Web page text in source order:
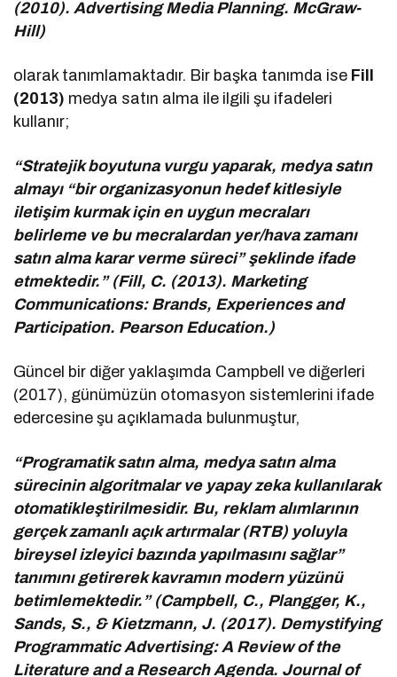
(2010). Advertising Media Planning. McGraw-
Hill)
olarak tanımlamaktadır. Bir başka tanımda ise Fill
(2013) medya satın alma ile ilgili şu ifadeleri
kullanır;
“Stratejik boyutuna vurgu yaparak, medya satın
almayı “bir organizasyonun hedef kitlesiyle
iletişim kurmak için en uygun mecraları
belirleme ve bu mecralardan yer/hava zamanı
satın alma karar verme süreci” şeklinde ifade
etmektedir.” (Fill, C. (2013). Marketing
Communications: Brands, Experiences and
Participation. Pearson Education.)
Güncel bir diğer yaklaşımda Campbell ve diğerleri
(2017), günümüzün otomasyon sistemlerini ifade
edercesine şu açıklamada bulunmuştur,
“Programatik satın alma, medya satın alma
sürecinin algoritmalar ve yapay zeka kullanılarak
otomatikleştirilmesidir. Bu, reklam alımlarının
gerçek zamanlı açık artırmalar (RTB) yoluyla
bireysel izleyici bazında yapılmasını sağlar”
tanımını getirerek kavramın modern yüzünü
betimlemektedir.” (Campbell, C., Plangger, K.,
Sands, S., & Kietzmann, J. (2017). Demystifying
Programmatic Advertising: A Review of the
Literature and a Research Agenda. Journal of